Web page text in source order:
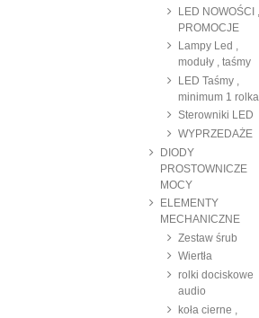
LED NOWOŚCI ,
PROMOCJE
Lampy Led ,
moduły , taśmy
LED Taśmy ,
minimum 1 rolka
Sterowniki LED
WYPRZEDAŻE
DIODY
PROSTOWNICZE
MOCY
ELEMENTY
MECHANICZNE
Zestaw śrub
Wiertła
rolki dociskowe
audio
koła cierne ,